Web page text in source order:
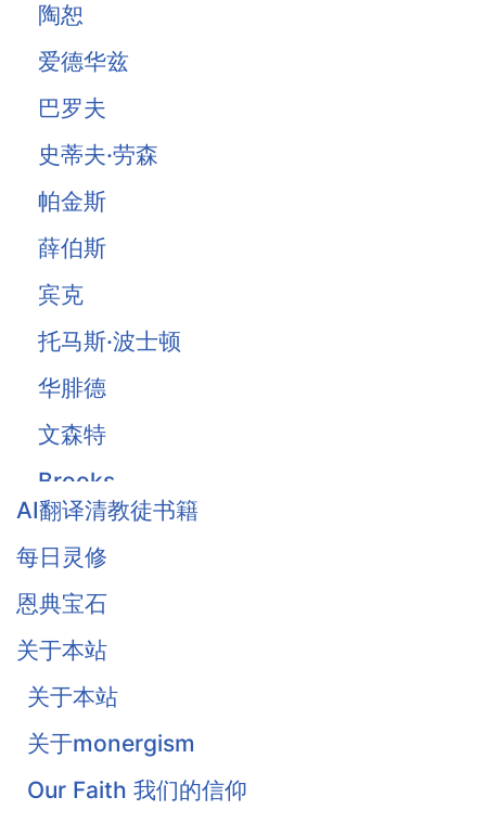
陶恕
爱德华兹
巴罗夫
史蒂夫·劳森
帕金斯
薛伯斯
宾克
托马斯·波士顿
华腓德
文森特
Brooks
Owen
Traill
Thomas Waston
Goodwin
Flavel
Colquhoun
戴恩·奥特伦
AI翻译清教徒书籍
每日灵修
恩典宝石
关于本站
关于本站
关于monergism
Our Faith 我们的信仰